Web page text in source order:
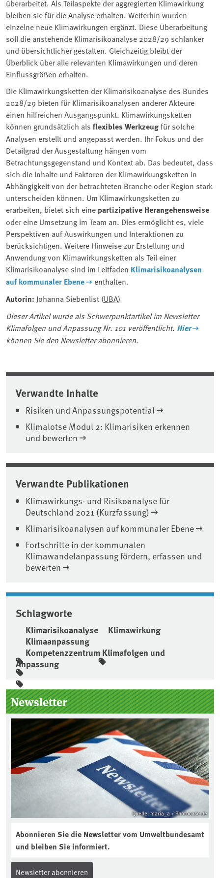
überarbeitet. Als Teilaspekte der aggregierten Klimawirkung
bleiben sie für die Analyse erhalten. Weiterhin wurden
einzelne neue Klimawirkungen ergänzt. Diese Überarbeitung
soll die anstehende Klimarisikoanalyse 2028/29 schlanker
und übersichtlicher gestalten. Gleichzeitig bleibt der
Überblick über alle relevanten Klimawirkungen und deren
Einflussgrößen erhalten.
Die Klimawirkungsketten der Klimarisikoanalyse des Bundes
2028/29 bieten für Klimarisikoanalysen anderer Akteure
einen hilfreichen Ausgangspunkt. Klimawirkungsketten
können grundsätzlich als flexibles Werkzeugfür solche
Analysen erstellt und angepasst werden. Ihr Fokus und der
Detailgrad der Ausgestaltung hängen vom
Betrachtungsgegenstand und Kontext ab. Das bedeutet, dass
sich die Inhalte und Faktoren der Klimawirkungsketten in
Abhängigkeit von der betrachteten Branche oder Region stark
unterscheiden können. Um Klimawirkungsketten zu
erarbeiten, bietet sich eine partizipative Herangehensweise
oder eine Umsetzung im Team an. Dies ermöglicht es, viele
Perspektiven auf Auswirkungen und Interaktionen zu
berücksichtigen. Weitere Hinweise zur Erstellung und
Anwendung von Klimawirkungsketten als Teil einer
Klimarisikoanalyse sind im Leitfaden Klimarisikoanalysen
auf kommunaler Ebene
enthalten.
Autorin: Johanna Siebenlist (UBA)
Dieser Artikel wurde als Schwerpunktartikel im Newsletter
⁠Klimafolgen⁠ und Anpassung Nr. 101 veröffentlicht. Hier
können Sie den Newsletter abonnieren.
Verwandte Inhalte
Risiken und Anpassungspotential
Klimalotse Modul 2: Klimarisiken erkennen
und bewerten
Verwandte Publikationen
Klimawirkungs- und Risikoanalyse für
Deutschland 2021 (Kurzfassung)
Klimarisikoanalysen auf kommunaler Ebene
Fortschritte in der kommunalen
Klimawandelanpassung fördern, erfassen und
bewerten
Schlagworte
Klimarisikoanalyse
Klimawirkung
Klimaanpassung
Kompetenzzentrum Klimafolgen und
Anpassung
Seitenleiste
Newsletter
Quelle: maria_a / Photocase.de
Abonnieren Sie die Newsletter vom Umweltbundesamt
und bleiben Sie informiert.
Newsletter abonnieren